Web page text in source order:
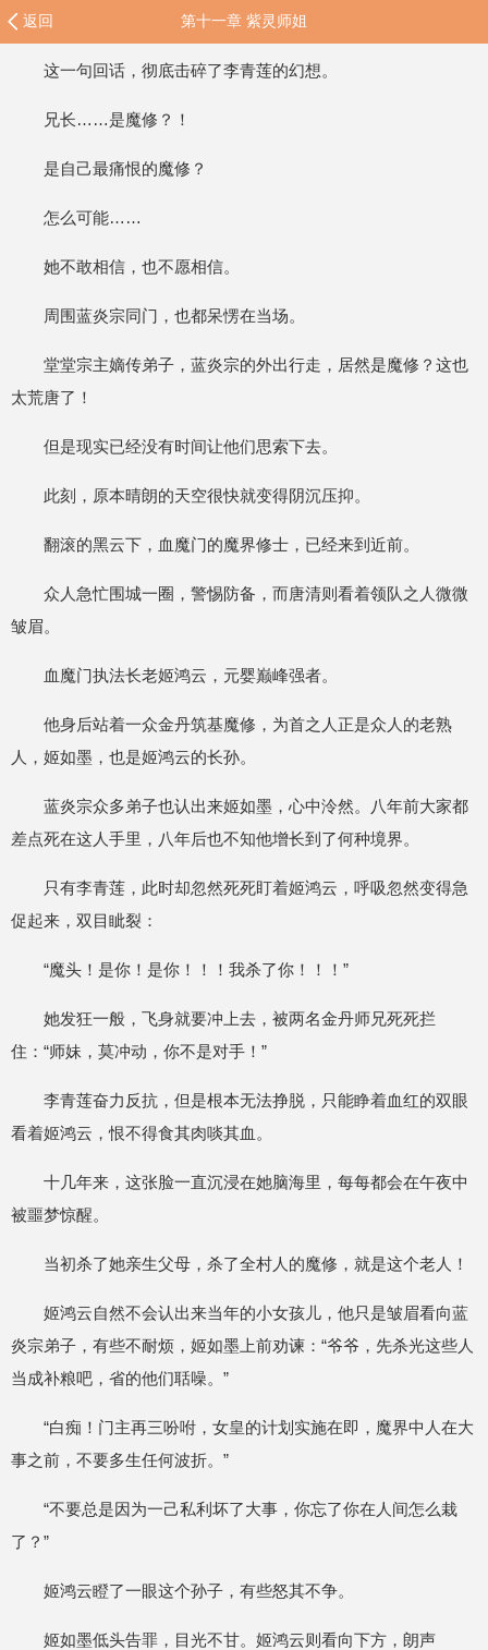
返回 第十一章 紫灵师姐
这一句回话，彻底击碎了李青莲的幻想。
兄长……是魔修？！
是自己最痛恨的魔修？
怎么可能……
她不敢相信，也不愿相信。
周围蓝炎宗同门，也都呆愣在当场。
堂堂宗主嫡传弟子，蓝炎宗的外出行走，居然是魔修？这也
太荒唐了！
但是现实已经没有时间让他们思索下去。
此刻，原本晴朗的天空很快就变得阴沉压抑。
翻滚的黑云下，血魔门的魔界修士，已经来到近前。
众人急忙围城一圈，警惕防备，而唐清则看着领队之人微微
皱眉。
血魔门执法长老姬鸿云，元婴巅峰强者。
他身后站着一众金丹筑基魔修，为首之人正是众人的老熟
人，姬如墨，也是姬鸿云的长孙。
蓝炎宗众多弟子也认出来姬如墨，心中泠然。八年前大家都
差点死在这人手里，八年后也不知他增长到了何种境界。
只有李青莲，此时却忽然死死盯着姬鸿云，呼吸忽然变得急
促起来，双目眦裂：
“魔头！是你！是你！！！我杀了你！！！”
她发狂一般，飞身就要冲上去，被两名金丹师兄死死拦
住：“师妹，莫冲动，你不是对手！”
李青莲奋力反抗，但是根本无法挣脱，只能睁着血红的双眼
看着姬鸿云，恨不得食其肉啖其血。
十几年来，这张脸一直沉浸在她脑海里，每每都会在午夜中
被噩梦惊醒。
当初杀了她亲生父母，杀了全村人的魔修，就是这个老人！
姬鸿云自然不会认出来当年的小女孩儿，他只是皱眉看向蓝
炎宗弟子，有些不耐烦，姬如墨上前劝谏：“爷爷，先杀光这些人
当成补粮吧，省的他们聒噪。”
“白痴！门主再三吩咐，女皇的计划实施在即，魔界中人在大
事之前，不要多生任何波折。”
“不要总是因为一己私利坏了大事，你忘了你在人间怎么栽
了？”
姬鸿云瞪了一眼这个孙子，有些怒其不争。
姬如墨低头告罪，目光不甘。姬鸿云则看向下方，朗声